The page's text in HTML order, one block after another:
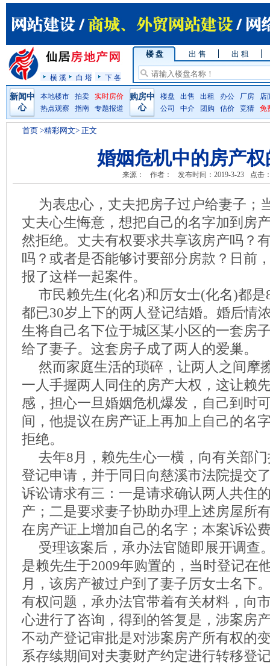
横 溪 白 塔 下 各
楼 盘 出 售 出 租
新闻中
心
本地楼市 拍卖
实时房价
热点观察
指南 专题报道
购房中
心
楼盘 出售 出租 办公 厂房
店
公司
中介 团购 估价 竞猜 免
首页 >精彩网文> 正文
婚姻危机中的房产
来源： 作者： 发布时间：2019-3-23 点击
为表忠心，丈夫把房子过户给妻子；
丈夫心生悔意，想把自己的名字加到房
然拒绝。丈夫有权要求共享该房产吗？
吗？或者是否能够讨要部分房款？日前
报了这样一起案件。
市民赖先生(化名)和厉女士(化名)都是
都已30岁上下的两人登记结婚。婚后情
生将自己名下位于城区某小区的一套房
给了妻子。这套房子成了两人的爱巢。
然而家庭生活的琐碎，让两人之间摩
一人手握两人同住的房产大权，这让赖
感，担心一旦婚姻危机爆发，自己到时
间，他提议在房产证上再加上自己的名
拒绝。
去年8月，赖先生心一横，向有关部
登记申请，并于同日向慈溪市法院提交
诉讼请求有三：一是请求确认两人共住
产；二是要求妻子协助办理上述房屋所
在房产证上增加自己的名字；本案诉讼
受理该案后，承办法官随即展开调查
是赖先生于2009年购置的，当时登记在
月，该房产被过户到了妻子厉女士名下
有权问题，承办法官带着有关材料，向
心进行了咨询，得到的答复是，涉案房
不动产登记审批是对涉案房产所有权的
系存续期间对夫妻财产约定进行转移登